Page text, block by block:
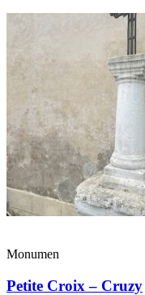
Monumen
Petite Croix – Cruzy